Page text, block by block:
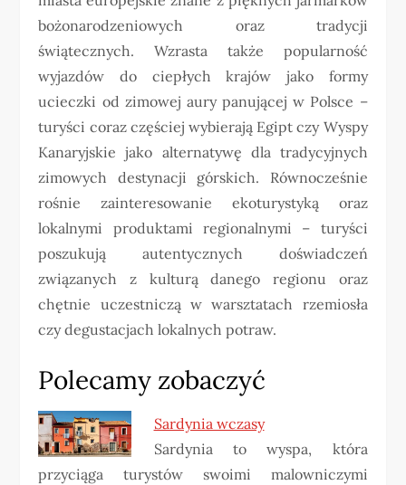
bożonarodzeniowych oraz tradycji
świątecznych. Wzrasta także popularność
wyjazdów do ciepłych krajów jako formy
ucieczki od zimowej aury panującej w Polsce –
turyści coraz częściej wybierają Egipt czy Wyspy
Kanaryjskie jako alternatywę dla tradycyjnych
zimowych destynacji górskich. Równocześnie
rośnie zainteresowanie ekoturystyką oraz
lokalnymi produktami regionalnymi – turyści
poszukują autentycznych doświadczeń
związanych z kulturą danego regionu oraz
chętnie uczestniczą w warsztatach rzemiosła
czy degustacjach lokalnych potraw.
Polecamy zobaczyć
Sardynia wczasy
Sardynia to wyspa, która
przyciąga turystów swoimi malowniczymi